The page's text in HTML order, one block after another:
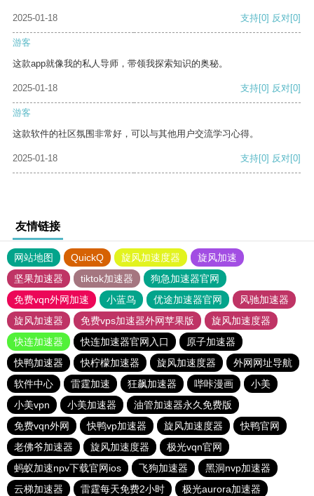
2025-01-18 支持[0] 反对[0]
游客
这款app就像我的私人导师，带领我探索知识的奥秘。
2025-01-18 支持[0] 反对[0]
游客
这款软件的社区氛围非常好，可以与其他用户交流学习心得。
2025-01-18 支持[0] 反对[0]
友情链接
网站地图 QuickQ 旋风加速度器
旋风加速
坚果加速器
tiktok加速器
狗急加速器官网
免费vqn外网加速
小蓝鸟 优途加速器官网
风驰加速器
旋风加速器
免费vps加速器外网苹果版
旋风加速度器
快连加速器
快连加速器官网入口
原子加速器
快鸭加速器
快柠檬加速器 旋风加速度器
外网网址导航
软件中心
雷霆加速 狂飙加速器 哔咔漫画
小美
小美vpn
小美加速器
油管加速器永久免费版
免费vqn外网
快鸭vp加速器 旋风加速度器
快鸭官网
老佛爷加速器
旋风加速度器
极光vqn官网
蚂蚁加速npv下载官网ios
飞狗加速器
黑洞nvp加速器
云梯加速器
雷霆每天免费2小时 极光aurora加速器